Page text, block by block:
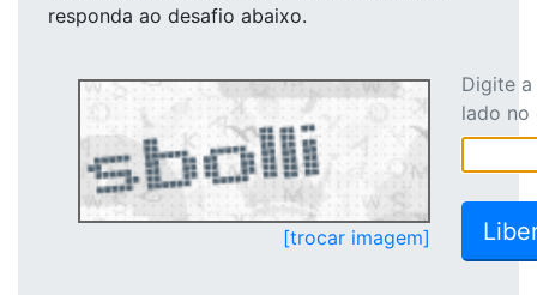
responda ao desafio abaixo.
[trocar imagem]
Digite
lado no